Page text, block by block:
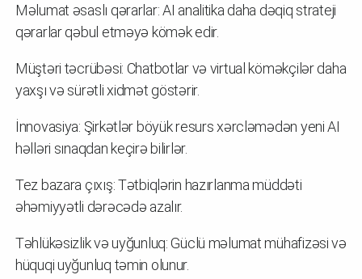
Məlumat əsaslı qərarlar: AI analitika daha dəqiq strateji
qərarlar qəbul etməyə kömək edir.
Müştəri təcrübəsi: Chatbotlar və virtual köməkçilər daha
yaxşı və sürətli xidmət göstərir.
İnnovasiya: Şirkətlər böyük resurs xərcləmədən yeni AI
həlləri sınaqdan keçirə bilirlər.
Tez bazara çıxış: Tətbiqlərin hazırlanma müddəti
əhəmiyyətli dərəcədə azalır.
Təhlükəsizlik və uyğunluq: Güclü məlumat mühafizəsi və
hüquqi uyğunluq təmin olunur.